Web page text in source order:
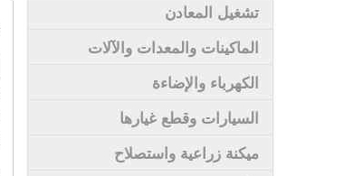
تشغيل المعادن
الماكينات والمعدات والآلات
الكهرباء والإضاءة
السيارات وقطع غيارها
ميكنة زراعية واستصلاح